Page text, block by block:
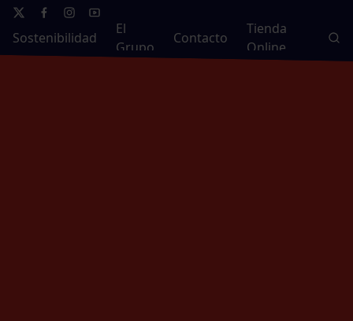
Sostenibilidad
El
Grupo
Contacto
Tienda
Online